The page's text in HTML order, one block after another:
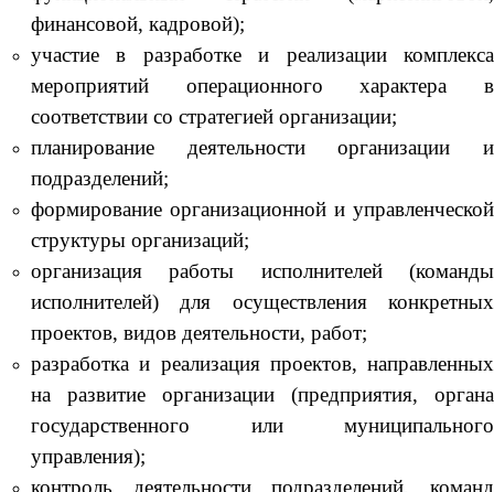
финансовой, кадровой);
участие в разработке и реализации комплекса
мероприятий операционного характера в
соответствии со стратегией организации;
планирование деятельности организации и
подразделений;
формирование организационной и управленческой
структуры организаций;
организация работы исполнителей (команды
исполнителей) для осуществления конкретных
проектов, видов деятельности, работ;
разработка и реализация проектов, направленных
на развитие организации (предприятия, органа
государственного или муниципального
управления);
контроль деятельности подразделений, команд